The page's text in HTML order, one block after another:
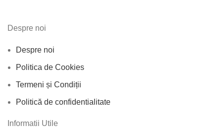
Despre noi
Despre noi
Politica de Cookies
Termeni și Condiții
Politică de confidentialitate
Informatii Utile